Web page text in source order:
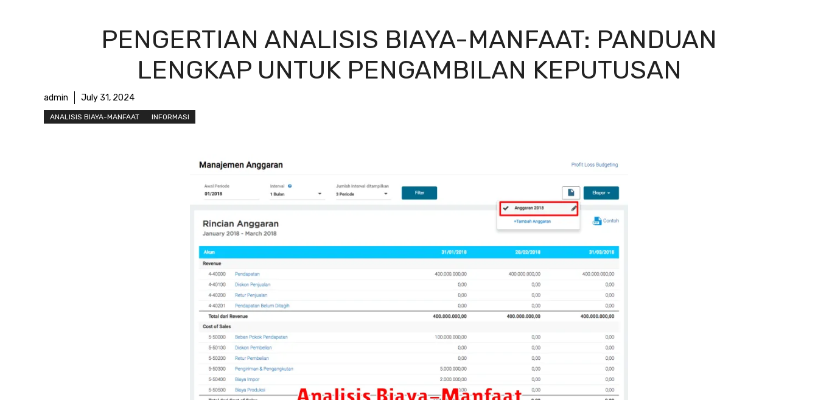
PENGERTIAN ANALISIS BIAYA-MANFAAT: PANDUAN
LENGKAP UNTUK PENGAMBILAN KEPUTUSAN
admin July 31, 2024
ANALISIS BIAYA-MANFAAT INFORMASI